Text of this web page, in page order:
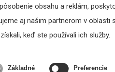
obsahu a reklám,
aj našim partnerom v oblasti
keď ste používali ich služby.
Základné Preferencie